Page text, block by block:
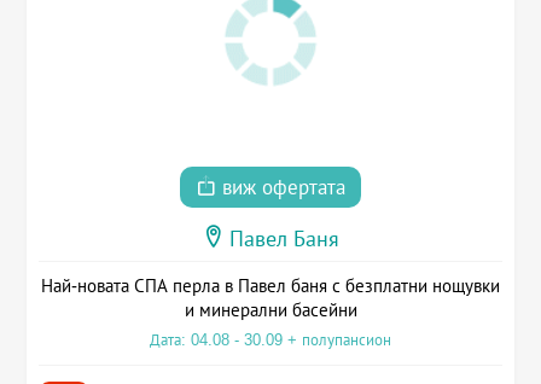
виж офертата
Павел Баня
Най-новата СПА перла в Павел баня с безплатни нощувки
и минерални басейни
Дата: 04.08 - 30.09 + полупансион